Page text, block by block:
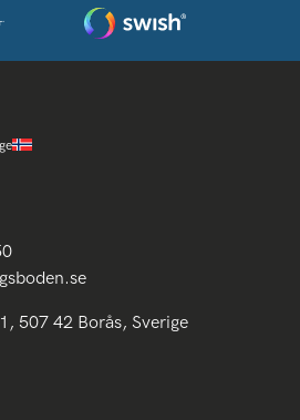
507 42 Borås, Sverige